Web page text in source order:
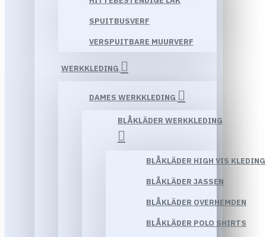
SPUITBUSVERF
VERSPUITBARE MUURVERF
WERKKLEDING
DAMES WERKKLEDING
BLÅKLÄDER WERKKLEDING
BLÅKLÄDER HIGH VIS KLEDING
BLÅKLÄDER JASSEN
BLÅKLÄDER OVERHEMDEN
BLÅKLÄDER POLO SHIRTS